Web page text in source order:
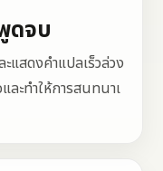
ดจบ
สดงคำแปลเร็วล่วง
ละทำให้การสนทนาเ